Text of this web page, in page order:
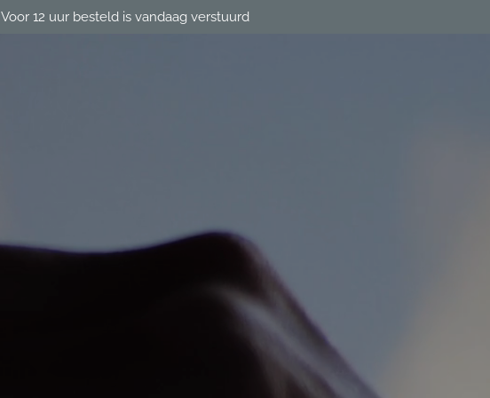
Voor 12 uur besteld is vandaag verstuurd